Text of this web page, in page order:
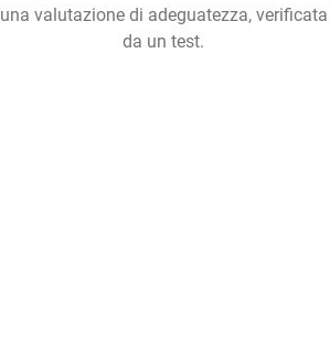
una valutazione di adeguatezza, verificata
da un test.